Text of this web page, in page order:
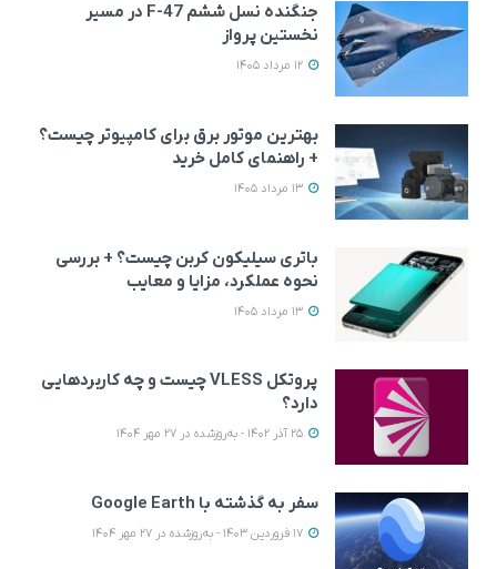
جنگنده نسل ششم F-47 در مسیر
نخستین پرواز
بهترین موتور برق برای کامپیوتر چیست؟
+ راهنمای کامل خرید
باتری سیلیکون کربن چیست؟ + بررسی
نحوه عملکرد، مزایا و معایب
پروتکل VLESS چیست و چه کاربردهایی
دارد؟
سفر به گذشته با Google Earth